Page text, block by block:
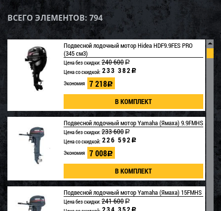
Надувная лодка Angler Reef Triton Skat
390NDfi(Тритон Скат 390 фальшборт) б/у
Цена без скидки: 95 000
Цена со скидкой: 92 150c
Экономия 2 850c
Надувная лодка Roger (Роджер) Gelium 4300
(высокий борт, пластиковый конус)
Цена без скидки:225 820a
Цена со скидкой: 219 045 c
6 775c
ВСЕГО ЭЛЕМЕНТОВ: 794
Подвесной лодочный мотор Hidea HDF9.9FES PRO
(345 см3)
Цена без скидки: 240 600 a
Цена со скидкой: 233 382 c
Экономия 7 218c
Подвесной лодочный мотор Yamaha (Ямаха) 9.9FMHS
Цена без скидки: 233 600 a
Цена со скидкой: 226 592 c
Экономия 7 008c
Подвесной лодочный мотор Yamaha (Ямаха) 15FMHS
Цена без скидки: 241 600 a
▲